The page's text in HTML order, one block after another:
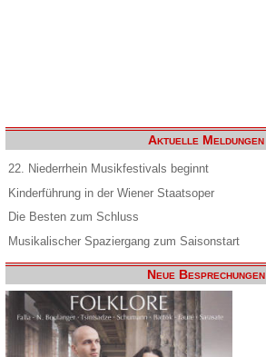
Aktuelle Meldungen
22. Niederrhein Musikfestivals beginnt
Kinderführung in der Wiener Staatsoper
Die Besten zum Schluss
Musikalischer Spaziergang zum Saisonstart
Neue Besprechungen